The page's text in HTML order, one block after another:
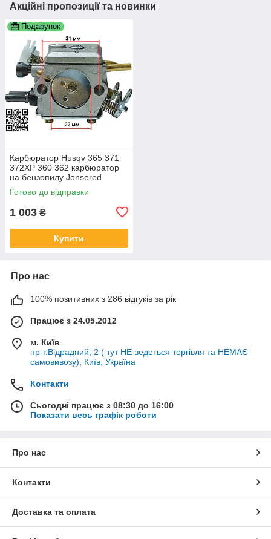
Акційні пропозиції та новинки
Подарунок
Карбюратор Husqv 365 371
372XP 360 362 карбюратор
на бензопилу Jonsered
CS2065 HU 365 372 HD-12
HD-6 5032818-01 503 28 32-
Готово до відправки
1 003 ₴
Купити
Про нас
100% позитивних з 286 відгуків за рік
Працює з 24.05.2012
м. Київ
пр-т.Відрадний, 2 ( тут НЕ ведеться торгівля та НЕМАЄ
самовивозу), Київ, Україна
Контакти
Сьогодні працює з 08:30 до 16:00
Показати весь графік роботи
Про нас
Контакти
Доставка та оплата